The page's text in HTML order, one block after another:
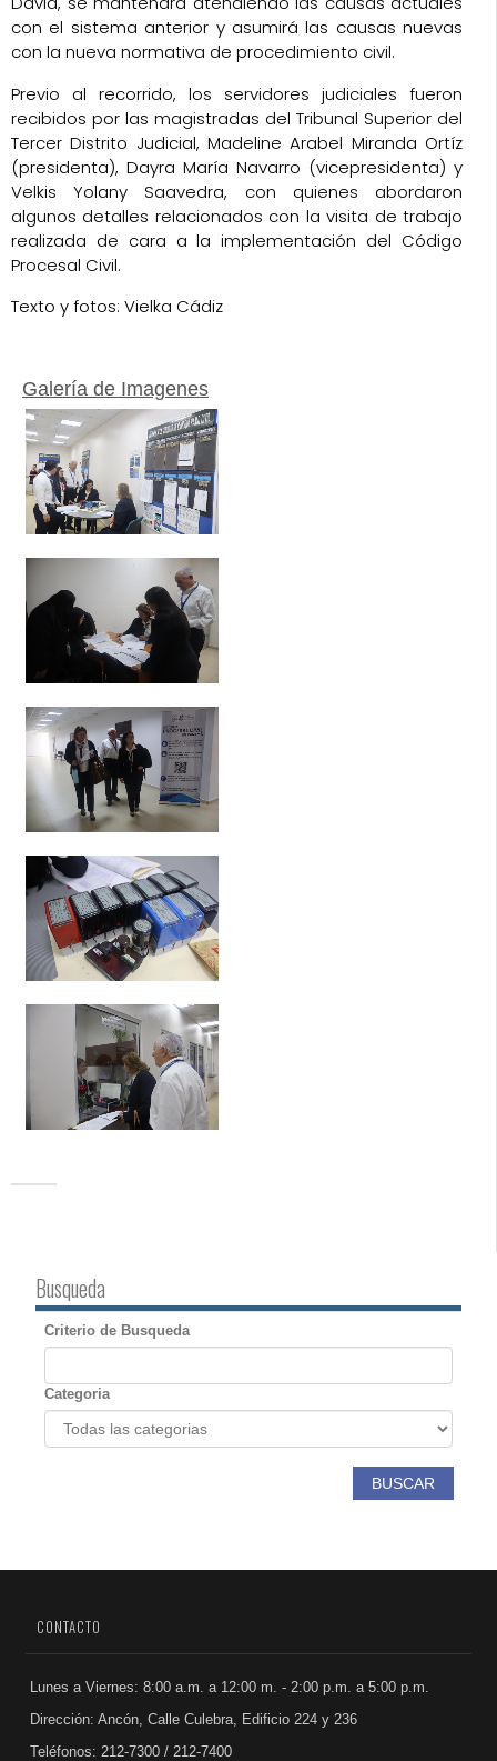
con el sistema anterior y asumirá las causas nuevas
con la nueva normativa de procedimiento civil.
Previo al recorrido, los servidores judiciales fueron
recibidos por las magistradas del Tribunal Superior del
Tercer Distrito Judicial, Madeline Arabel Miranda Ortíz
(presidenta), Dayra María Navarro (vicepresidenta) y
Velkis Yolany Saavedra, con quienes abordaron
algunos detalles relacionados con la visita de trabajo
realizada de cara a la implementación del Código
Procesal Civil.
Texto y fotos: Vielka Cádiz
Galería de Imagenes
Busqueda
Criterio de Busqueda
Categoria
BUSCAR
CONTACTO
Lunes a Viernes: 8:00 a.m. a 12:00 m. - 2:00 p.m. a 5:00 p.m.
Dirección: Ancón, Calle Culebra, Edificio 224 y 236
Teléfonos: 212-7300 / 212-7400